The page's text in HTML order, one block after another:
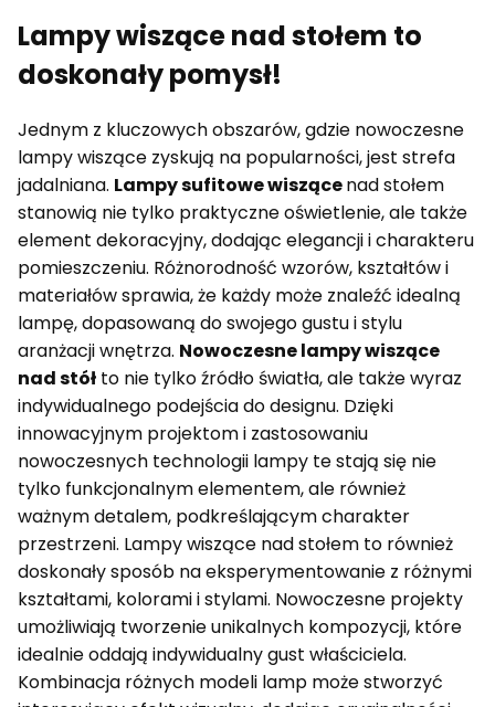
Lampy wiszące nad stołem to
doskonały pomysł!
Jednym z kluczowych obszarów, gdzie nowoczesne
lampy wiszące zyskują na popularności, jest strefa
jadalniana. Lampy sufitowe wiszącenad stołem
stanowią nie tylko praktyczne oświetlenie, ale także
element dekoracyjny, dodając elegancji i charakteru
pomieszczeniu. Różnorodność wzorów, kształtów i
materiałów sprawia, że każdy może znaleźć idealną
lampę, dopasowaną do swojego gustu i stylu
aranżacji wnętrza. Nowoczesne lampy wiszące
nad stół to nie tylko źródło światła, ale także wyraz
indywidualnego podejścia do designu. Dzięki
innowacyjnym projektom i zastosowaniu
nowoczesnych technologii lampy te stają się nie
tylko funkcjonalnym elementem, ale również
ważnym detalem, podkreślającym charakter
przestrzeni. Lampy wiszące nad stołem to również
doskonały sposób na eksperymentowanie z różnymi
kształtami, kolorami i stylami. Nowoczesne projekty
umożliwiają tworzenie unikalnych kompozycji, które
idealnie oddają indywidualny gust właściciela.
Kombinacja różnych modeli lamp może stworzyć